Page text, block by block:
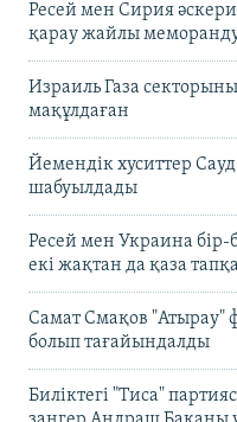
Ресей мен Сирия
қарау жайлы
Израиль Газа
мақұлдаған
Йемендік хуситтер
шабуылдады
Ресей мен Украина бір-
екі жақтан да қаза
Самат Смақов "Атырау"
болып тағайындалды
Биліктегі "Тиса"